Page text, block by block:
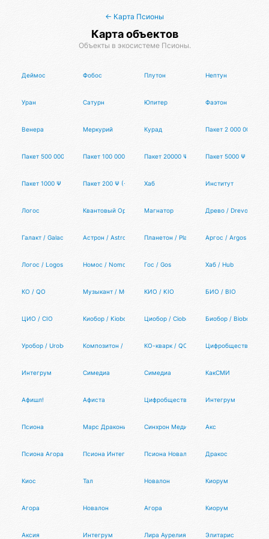
← Карта Псионы
Карта объектов
Объекты в экосистеме Псионы.
Деймос Фобос Плутон Нептун
Уран Сатурн Юпитер Фаэтон
Венера Меркурий Курад Пакет 2 000 000 Ψ (-
Пакет 500 000 Ψ (-50%)Пакет 100 000 Ψ (-45%)Пакет 20000 Ψ (-40%)Пакет 5000 Ψ (-30%)
Пакет 1000 Ψ (-20%) Пакет 200 Ψ (-10%) Хаб Институт
Логос Квантовый ОрганизмМагнатор Древо / Drevo
Галакт / Galact Астрон / Astron Планетон / Planeton Аргос / Argos
Логос / Logos Номос / Nomos Гос / Gos Хаб / Hub
КО / QO Музыкант / Musician КИО / KIO БИО / BIO
ЦИО / CIO Киобор / Kiobor Циобор / Ciobor Биобор / Biobor
Уробор / Urobor Композитон / CompositonКО-кварк / QO-quarkЦифробщество
Интегрум Симедиа Симедиа КакСМИ
Афишл! Афиста Цифробщество Интегрум
Псиона Марс Драконис Синхрон Медия Акс
Псиона Агора Псиона Интегрум Псиона Новалон Дракос
Киос Тал Новалон Киорум
Агора Новалон Агора Киорум
Аксия Интегрум Лира Аурелия Элитарис